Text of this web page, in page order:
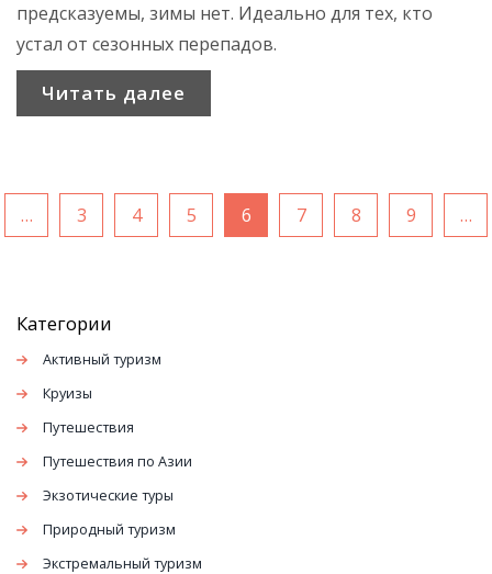
предсказуемы, зимы нет. Идеально для тех, кто
устал от сезонных перепадов.
Читать далее
… 3 4 5 6 7 8 9 …
Категории
Активный туризм
Круизы
Путешествия
Путешествия по Азии
Экзотические туры
Природный туризм
Экстремальный туризм